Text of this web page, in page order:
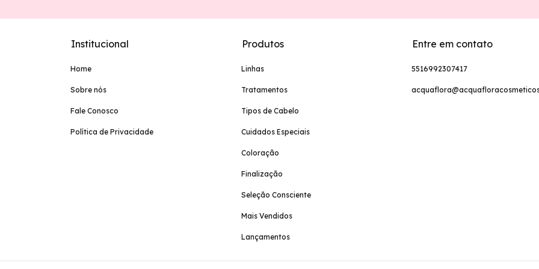
Institucional
Home
Sobre nós
Fale Conosco
Política de Privacidade
Produtos
Linhas
Tratamentos
Tipos de Cabelo
Cuidados Especiais
Coloração
Finalização
Seleção Consciente
Mais Vendidos
Lançamentos
Entre em contato
5516992307417